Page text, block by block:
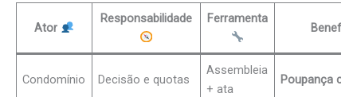
Ator
Responsabilidade Ferramenta
Condomínio Decisão e quotas
Assembleia
+ ata
Poupança